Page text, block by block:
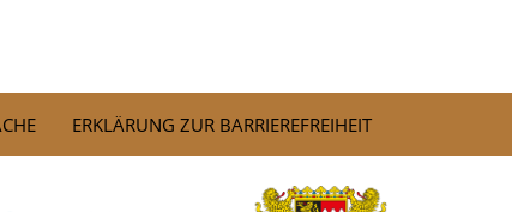
ERKLÄRUNG ZUR BARRIEREFREIHEIT